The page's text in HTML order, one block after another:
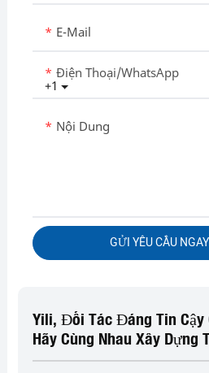
E-Mail
+1
Điện Thoại/WhatsApp
Nội Dung
GỬI YÊU CẦU
Yili, Đối Tác Đáng Tin Cậy
Hãy Cùng Nhau Xây Dựng